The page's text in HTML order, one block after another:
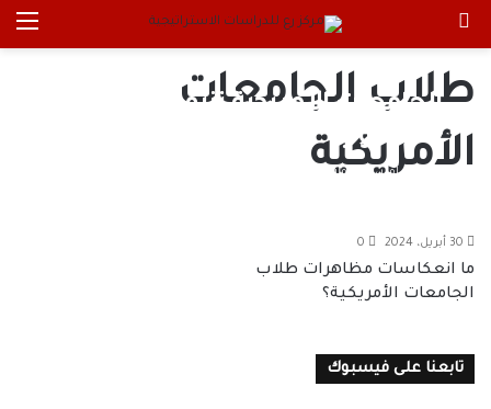
طلاب الجامعات
الأمريكية
الجامعات الأمريكية تنتفض في وجه
الصهيونية
سارة أمين
30 أبريل، 2024 0
ما انعكاسات مظاهرات طلاب
الجامعات الأمريكية؟
تابعنا على فيسبوك